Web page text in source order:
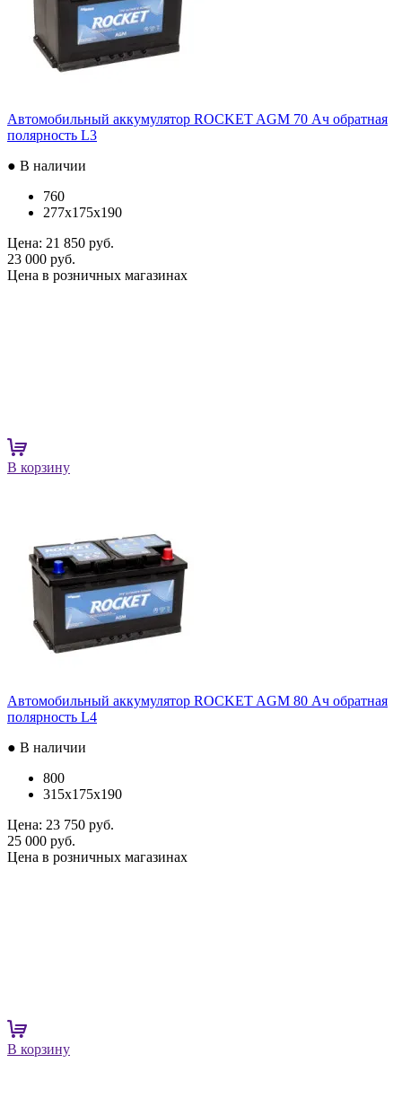
Автомобильный аккумулятор ROCKET AGM 70 Ач обратная
полярность L3
● В наличии
760
277x175x190
Цена: 21 850 руб.
23 000 руб.
Цена в розничных магазинах
В корзину
Автомобильный аккумулятор ROCKET AGM 80 Ач обратная
полярность L4
● В наличии
800
315x175x190
Цена: 23 750 руб.
25 000 руб.
Цена в розничных магазинах
В корзину